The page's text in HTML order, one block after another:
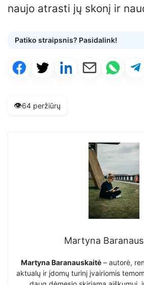
naujo atrasti jų skonį ir
Patiko straipsnis? Pasidalink!
👁️64 peržiūrų
Martyna
Martyna Baranauskaitė – autorė,
aktualų ir įdomų turinį įvairiomis